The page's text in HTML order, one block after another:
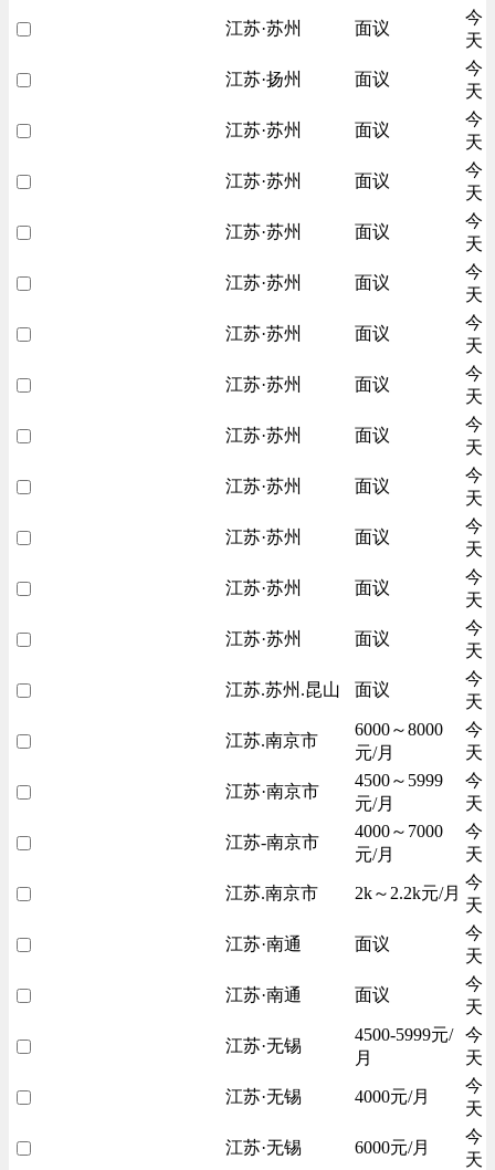
江苏·苏州 面议
今
天
江苏·扬州 面议
今
天
江苏·苏州 面议
今
天
江苏·苏州 面议
今
天
江苏·苏州 面议
今
天
江苏·苏州 面议
今
天
江苏·苏州 面议
今
天
江苏·苏州 面议
今
天
江苏·苏州 面议
今
天
江苏·苏州 面议
今
天
江苏·苏州 面议
今
天
江苏·苏州 面议
今
天
江苏·苏州 面议
今
天
江苏.苏州.昆山 面议
今
天
江苏.南京市
6000～8000
元/月
今
天
江苏·南京市
4500～5999
元/月
今
天
江苏-南京市
4000～7000
元/月
今
天
江苏.南京市 2k～2.2k元/月
今
天
江苏·南通 面议
今
天
江苏·南通 面议
今
天
江苏·无锡
4500-5999元/
月
今
天
江苏·无锡 4000元/月
今
天
江苏·无锡 6000元/月
今
天